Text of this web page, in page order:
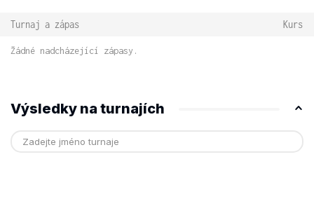
Turnaj a zápas Kurs
Žádné nadcházející zápasy.
Výsledky na turnajích